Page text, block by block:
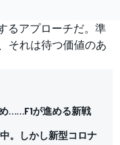
るアプローチだ。準
それは待つ価値のあ
……F1が進める新戦
。しかし新型コロナ